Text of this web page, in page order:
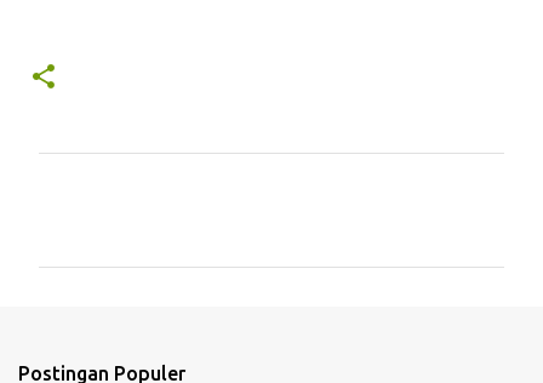
Postingan Populer